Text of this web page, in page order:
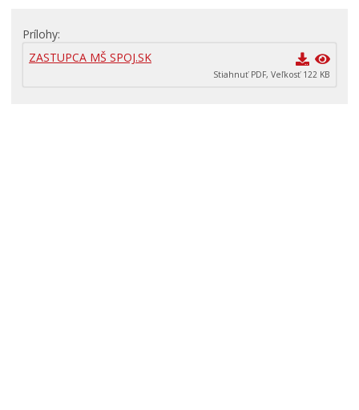
Rodina, život, bývanie
Školstvo
Prílohy
ZASTUPCA MŠ SPOJ.SK
Stiahnuť PDF, Veľkosť 122 KB